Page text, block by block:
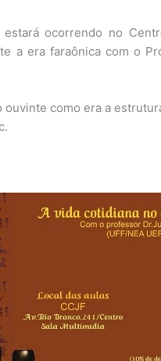
ocorrendo no
a era faraônica com o
como era a